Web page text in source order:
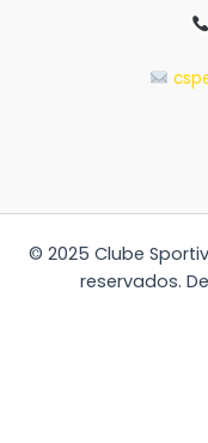
© 2025 Clube
reservados.